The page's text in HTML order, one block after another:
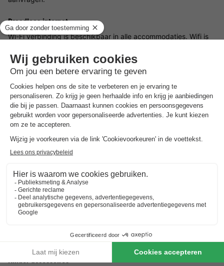
Draadloos internet
Wi-Fi verbinding is beschikbaar in alle accommodaties. Wifi is
ontvangen kunt u kaartjes kopen via de receptie. In de
avonden kan het internet langzamer zijn.
Bedlinnen
In alle stacaravans zit een tweepersoonsbed in de ouder
slaapkamer. U dient hiervoor dus een tweepersoons
lakenpakket bij te boeken (€19,00 per stuk) als u hiervan
eenpersoons lakenpakket bijboeken (€11,00 pet stuk).
Voor voorkeuren zoals bijvoorbeeld de ligging van je
accommodatie kun je contact opnemen met de aanbieder.
Reserveren meerdere accommodaties
gegarandeerd wanneer u een factuur vanuit het park ontvangt.
Kinder accessoires